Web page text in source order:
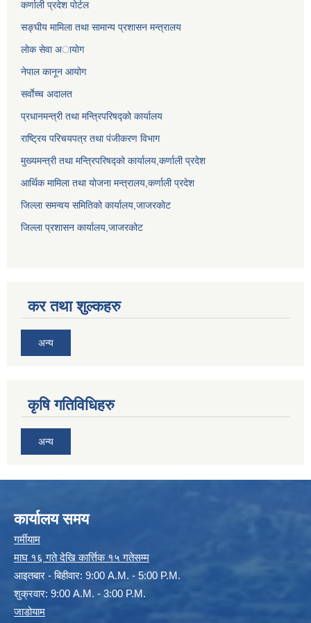
कर्णाली प्रदेश पोर्टल
सङ्घीय मामिला तथा सामान्य प्रशासन मन्त्रालय
लाेक सेवा अायाेग
नेपाल कानून आयोग
सर्वाेच्च अदालत
प्रधानमन्त्री तथा मन्त्रिपरिषद्को कार्यालय
राष्ट्रिय परिचयपत्र तथा पंजीकरण विभाग
मुख्यमन्त्री तथा मन्त्रिपरिषद्को कार्यालय,कर्णाली प्रदेश
आर्थिक मामिला तथा योजना मन्त्रालय,कर्णाली प्रदेश
जिल्ला समन्वय समितिको कार्यालय,जाजरकाेट
जिल्ला प्रशासन कार्यालय,जाजरकोट
कर तथा शुल्कहरु
अन्य
कृषि गतिविधिहरु
अन्य
कार्यालय समय
गर्मीयाम
माघ १६ गते देखि कार्त्तिक १५ गतेसम्म
आइतबार - बिहीवार: 9:00 A.M. - 5:00 P.M.
शुक्रवार: 9:00 A.M. - 3:00 P.M.
जाडोयाम